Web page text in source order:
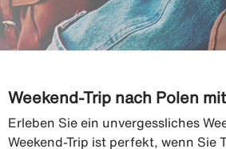
Weekend-Trip nach Polen
Erleben Sie ein unvergessliches
Weekend-Trip ist perfekt, wenn Sie